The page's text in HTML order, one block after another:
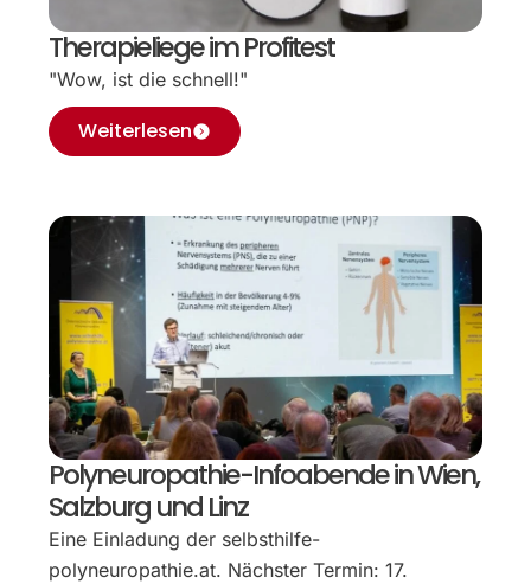
Therapieliege im Profitest
"Wow, ist die schnell!"
Weiterlesen
Polyneuropathie-Infoabende in Wien,
Salzburg und Linz
Eine Einladung der selbsthilfe-
polyneuropathie.at. Nächster Termin: 17.